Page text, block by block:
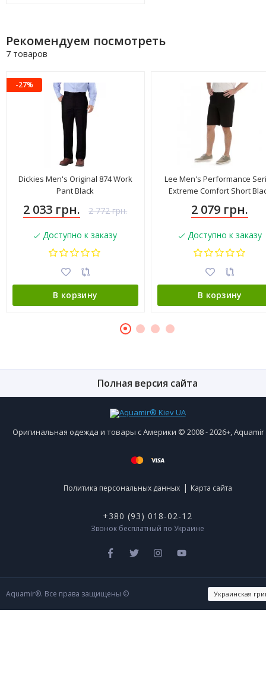
Рекомендуем посмотреть
7 товаров
-27%
Dickies Men's Original 874 Work
Pant Black
2 033 грн. 2 772 грн.
Доступно к заказу
В корзину
Lee Men's Performance
Extreme Comfort Short
2 079 грн.
Доступно к заказу
В корзину
Полная версия сайта
Оригинальная одежда и товары с Америки © 2008 - 2026+,
Политика персональных данных | Карта сайта
+380 (93) 018-02-12
Звонок бесплатный по Украине
Aquamir®. Все права защищены ©